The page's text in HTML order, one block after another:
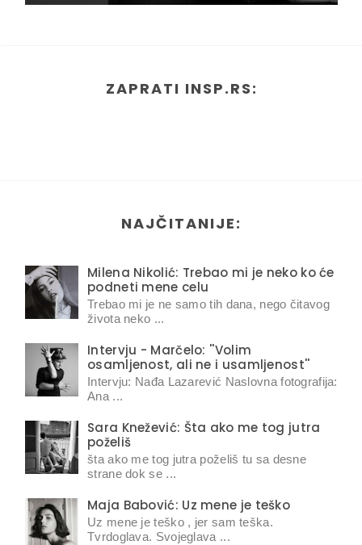
ZAPRATI INSP.RS:
NAJČITANIJE:
Milena Nikolić: Trebao mi je neko ko će
podneti mene celu
Trebao mi je ne samo tih dana, nego čitavog
života neko ...
Intervju - Marčelo: ''Volim
osamljenost, ali ne i usamljenost''
Intervju: Nađa Lazarević Naslovna fotografija:
Ana ...
Sara Knežević: Šta ako me tog jutra
poželiš
šta ako me tog jutra poželiš tu sa desne
strane dok se ...
Maja Babović: Uz mene je teško
Uz mene je teško , jer sam teška.
Tvrdoglava. Svojeglava ...